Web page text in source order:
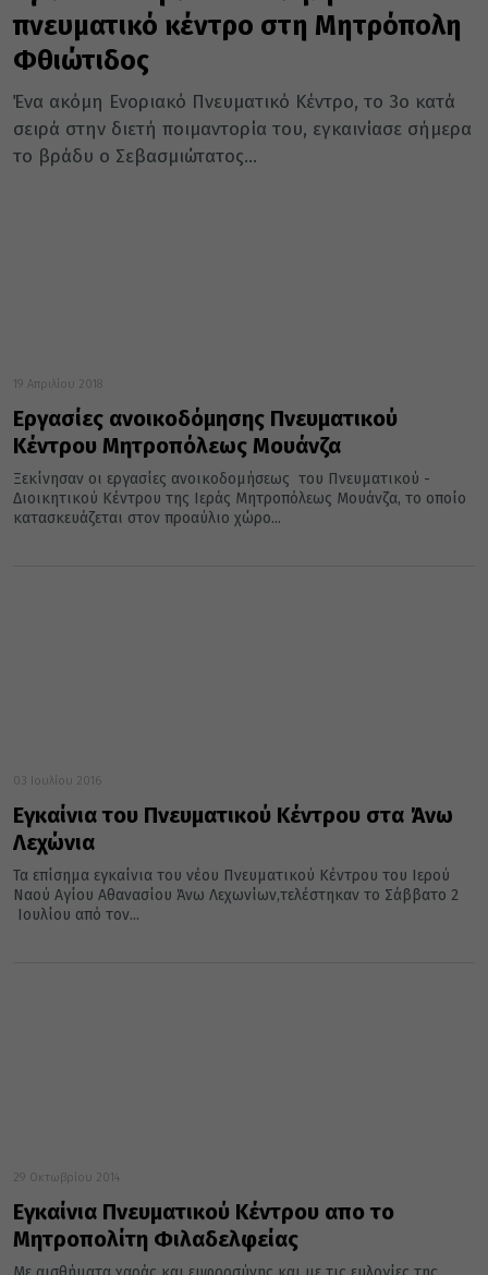
πνευματικό κέντρο στη Μητρόπολη
Φθιώτιδος
Ένα ακόμη Ενοριακό Πνευματικό Κέντρο, το 3ο κατά
σειρά στην διετή ποιμαντορία του, εγκαινίασε σήμερα
το βράδυ ο Σεβασμιώτατος...
19 Απριλίου 2018
Εργασίες ανοικοδόμησης Πνευματικού
Κέντρου Μητροπόλεως Μουάνζα
Ξεκίνησαν οι εργασίες ανοικοδομήσεως του Πνευματικού -
Διοικητικού Κέντρου της Ιεράς Μητροπόλεως Μουάνζα, το οποίο
κατασκευάζεται στον προαύλιο χώρο...
03 Ιουλίου 2016
Eγκαίνια του Πνευματικού Κέντρου στα Άνω
Λεχώνια
Τα επίσημα εγκαίνια του νέου Πνευματικού Κέντρου του Ιερού
Ναού Αγίου Αθανασίου Άνω Λεχωνίων,τελέστηκαν το Σάββατο 2
Ιουλίου από τον...
29 Οκτωβρίου 2014
Εγκαίνια Πνευματικού Κέντρου απο το
Μητροπολίτη Φιλαδελφείας